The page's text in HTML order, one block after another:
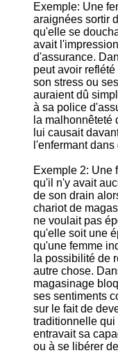
Exemple: Une
araignées sortir
qu'elle se
avait
d'assurance.
peut avoir
son stress ou
auraient dû
à sa police
la malhonnêteté
lui causait
l'enfermant
Exemple 2: Une
qu'il n'y avait
de son drain
chariot de
ne voulait pas
qu'elle soit une
qu'une femme
la possibilité de
autre chose.
magasinage
ses sentiments
sur le fait de
traditionnelle qui
entravait sa
ou à se libérer